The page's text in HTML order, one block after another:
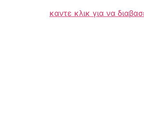
καντε κλικ για να